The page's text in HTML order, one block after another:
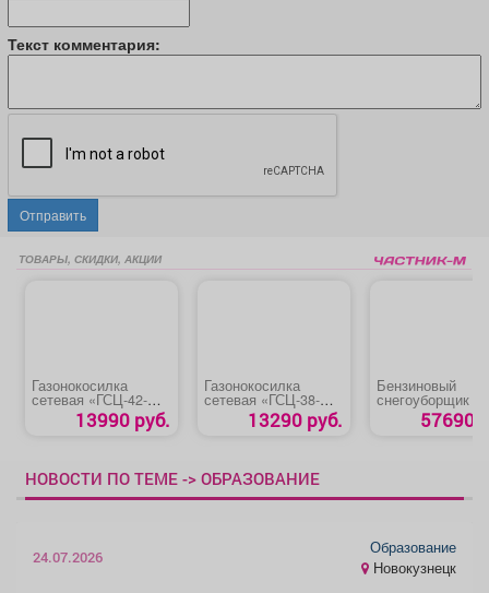
Текст комментария:
Отправить
ТОВАРЫ, СКИДКИ, АКЦИИ
Газонокосилка
сетевая «ГСЦ-42-
13990 руб.
Газонокосилка
сетевая «ГСЦ-38-
13290 руб.
Бензиновый
снегоуборщик
СМБ-7-66»57690
НОВОСТИ ПО ТЕМЕ -> ОБРАЗОВАНИЕ
24.07.2026
Образование
Новокузнецк